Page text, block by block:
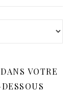
VOTRE